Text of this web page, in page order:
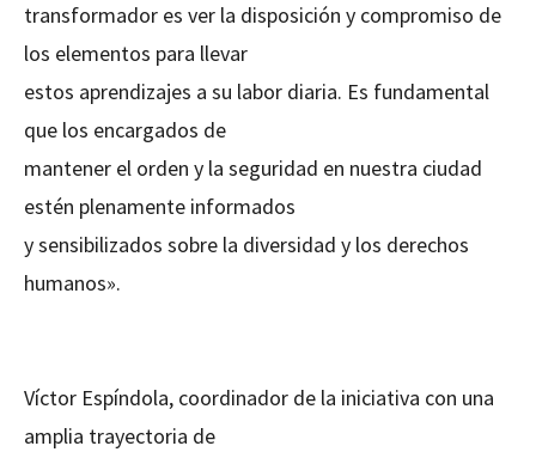
transformador es ver la disposición y compromiso de
los elementos para llevar
estos aprendizajes a su labor diaria. Es fundamental
que los encargados de
mantener el orden y la seguridad en nuestra ciudad
estén plenamente informados
y sensibilizados sobre la diversidad y los derechos
humanos».
Víctor Espíndola, coordinador de la iniciativa con una
amplia trayectoria de